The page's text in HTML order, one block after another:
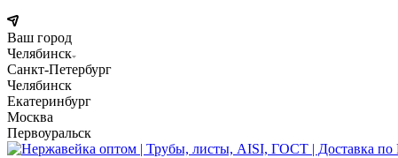
Ваш город
Челябинск
Санкт-Петербург
Челябинск
Екатеринбург
Москва
Первоуральск